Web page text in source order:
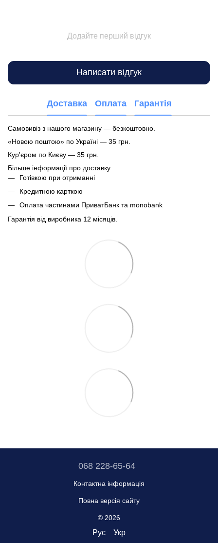
Додайте перший відгук
Написати відгук
Доставка Оплата Гарантія
Самовивіз з нашого магазину — безкоштовно.
«Новою поштою» по Україні — 35 грн.
Кур'єром по Києву — 35 грн.
Більше інформації про доставку
Готівкою при отриманні
Кредитною карткою
Оплата частинами ПриватБанк та monobank
Гарантія від виробника 12 місяців.
068 228-65-64
Контактна інформація
Повна версія сайту
© 2026
Рус Укр